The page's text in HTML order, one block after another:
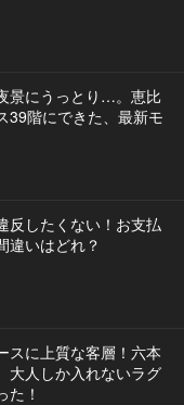
景にうっとり…。恵比
39階にできた、最新モ
反したくない！お支払
違いはどれ？
スに上質な客層！六本
大人しか入れないラグ
た！